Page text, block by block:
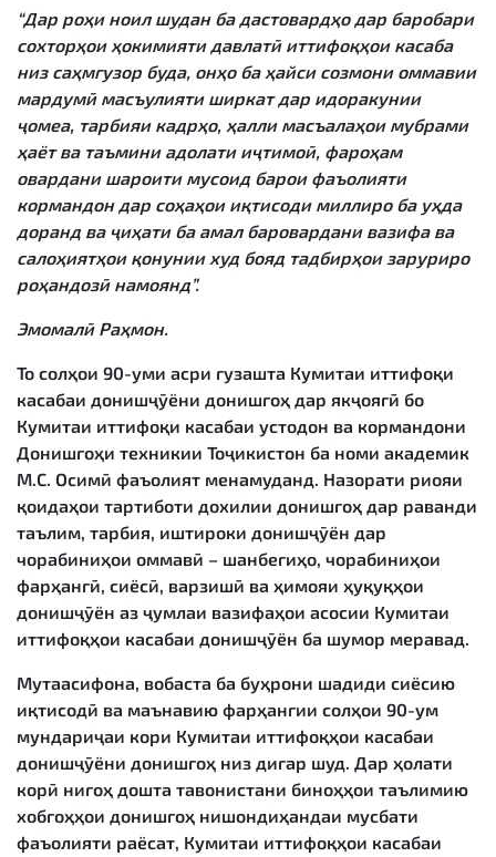
“Дар роҳи ноил шудан ба дастовардҳо дар баробари
сохторҳои ҳокимияти давлатӣ иттифоқҳои касаба
низ саҳмгузор буда, онҳо ба ҳайси созмони оммавии
мардумӣ масъулияти ширкат дар идоракунии
ҷомеа, тарбияи кадрҳо, ҳалли масъалаҳои мубрами
ҳаёт ва таъмини адолати иҷтимоӣ, фароҳам
овардани шароити мусоид барои фаъолияти
кормандон дар соҳаҳои иқтисоди миллиро ба уҳда
доранд ва ҷиҳати ба амал баровардани вазифа ва
салоҳиятҳои қонунии худ бояд тадбирҳои заруриро
роҳандозӣ намоянд”.
Эмомалӣ Раҳмон.
То солҳои 90-уми асри гузашта Кумитаи иттифоқи
касабаи донишҷӯёни донишгоҳ дар якҷоягӣ бо
Кумитаи иттифоқи касабаи устодон ва кормандони
Донишгоҳи техникии Тоҷикистон ба номи академик
М.С. Осимӣ фаъолият менамуданд. Назорати риояи
қоидаҳои тартиботи дохилии донишгоҳ дар раванди
таълим, тарбия, иштироки донишҷӯён дар
чорабиниҳои оммавӣ – шанбегиҳо, чорабиниҳои
фарҳангӣ, сиёсӣ, варзишӣ ва ҳимояи ҳуқуқҳои
донишҷӯён аз ҷумлаи вазифаҳои асосии Кумитаи
иттифоқҳои касабаи донишҷӯён ба шумор меравад.
Мутаасифона, вобаста ба буҳрони шадиди сиёсию
иқтисодӣ ва маънавию фарҳангии солҳои 90-ум
мундариҷаи кори Кумитаи иттифоқҳои касабаи
донишҷӯёни донишгоҳ низ дигар шуд. Дар ҳолати
корӣ нигоҳ дошта тавонистани биноҳҳои таълимию
хобгоҳҳои донишгоҳ нишондиҳандаи мусбати
фаъолияти раёсат, Кумитаи иттифоқҳои касабаи